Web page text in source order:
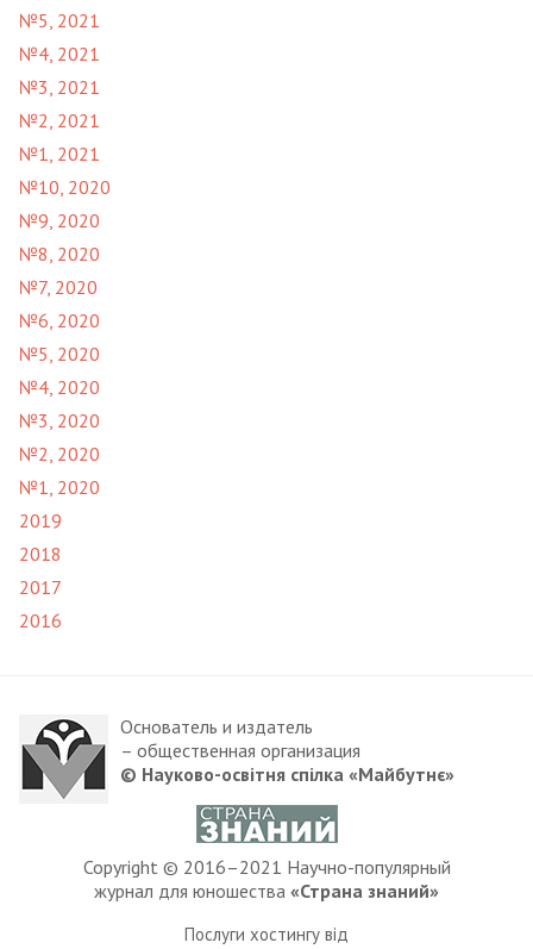
№5, 2021
№4, 2021
№3, 2021
№2, 2021
№1, 2021
№10, 2020
№9, 2020
№8, 2020
№7, 2020
№6, 2020
№5, 2020
№4, 2020
№3, 2020
№2, 2020
№1, 2020
2019
2018
2017
2016
Основатель и издатель
– общественная организация
© Науково-освітня спілка «Майбутнє»
Copyright © 2016–2021 Научно-популярный
журнал для юношества «Страна знаний»
Послуги хостингу від